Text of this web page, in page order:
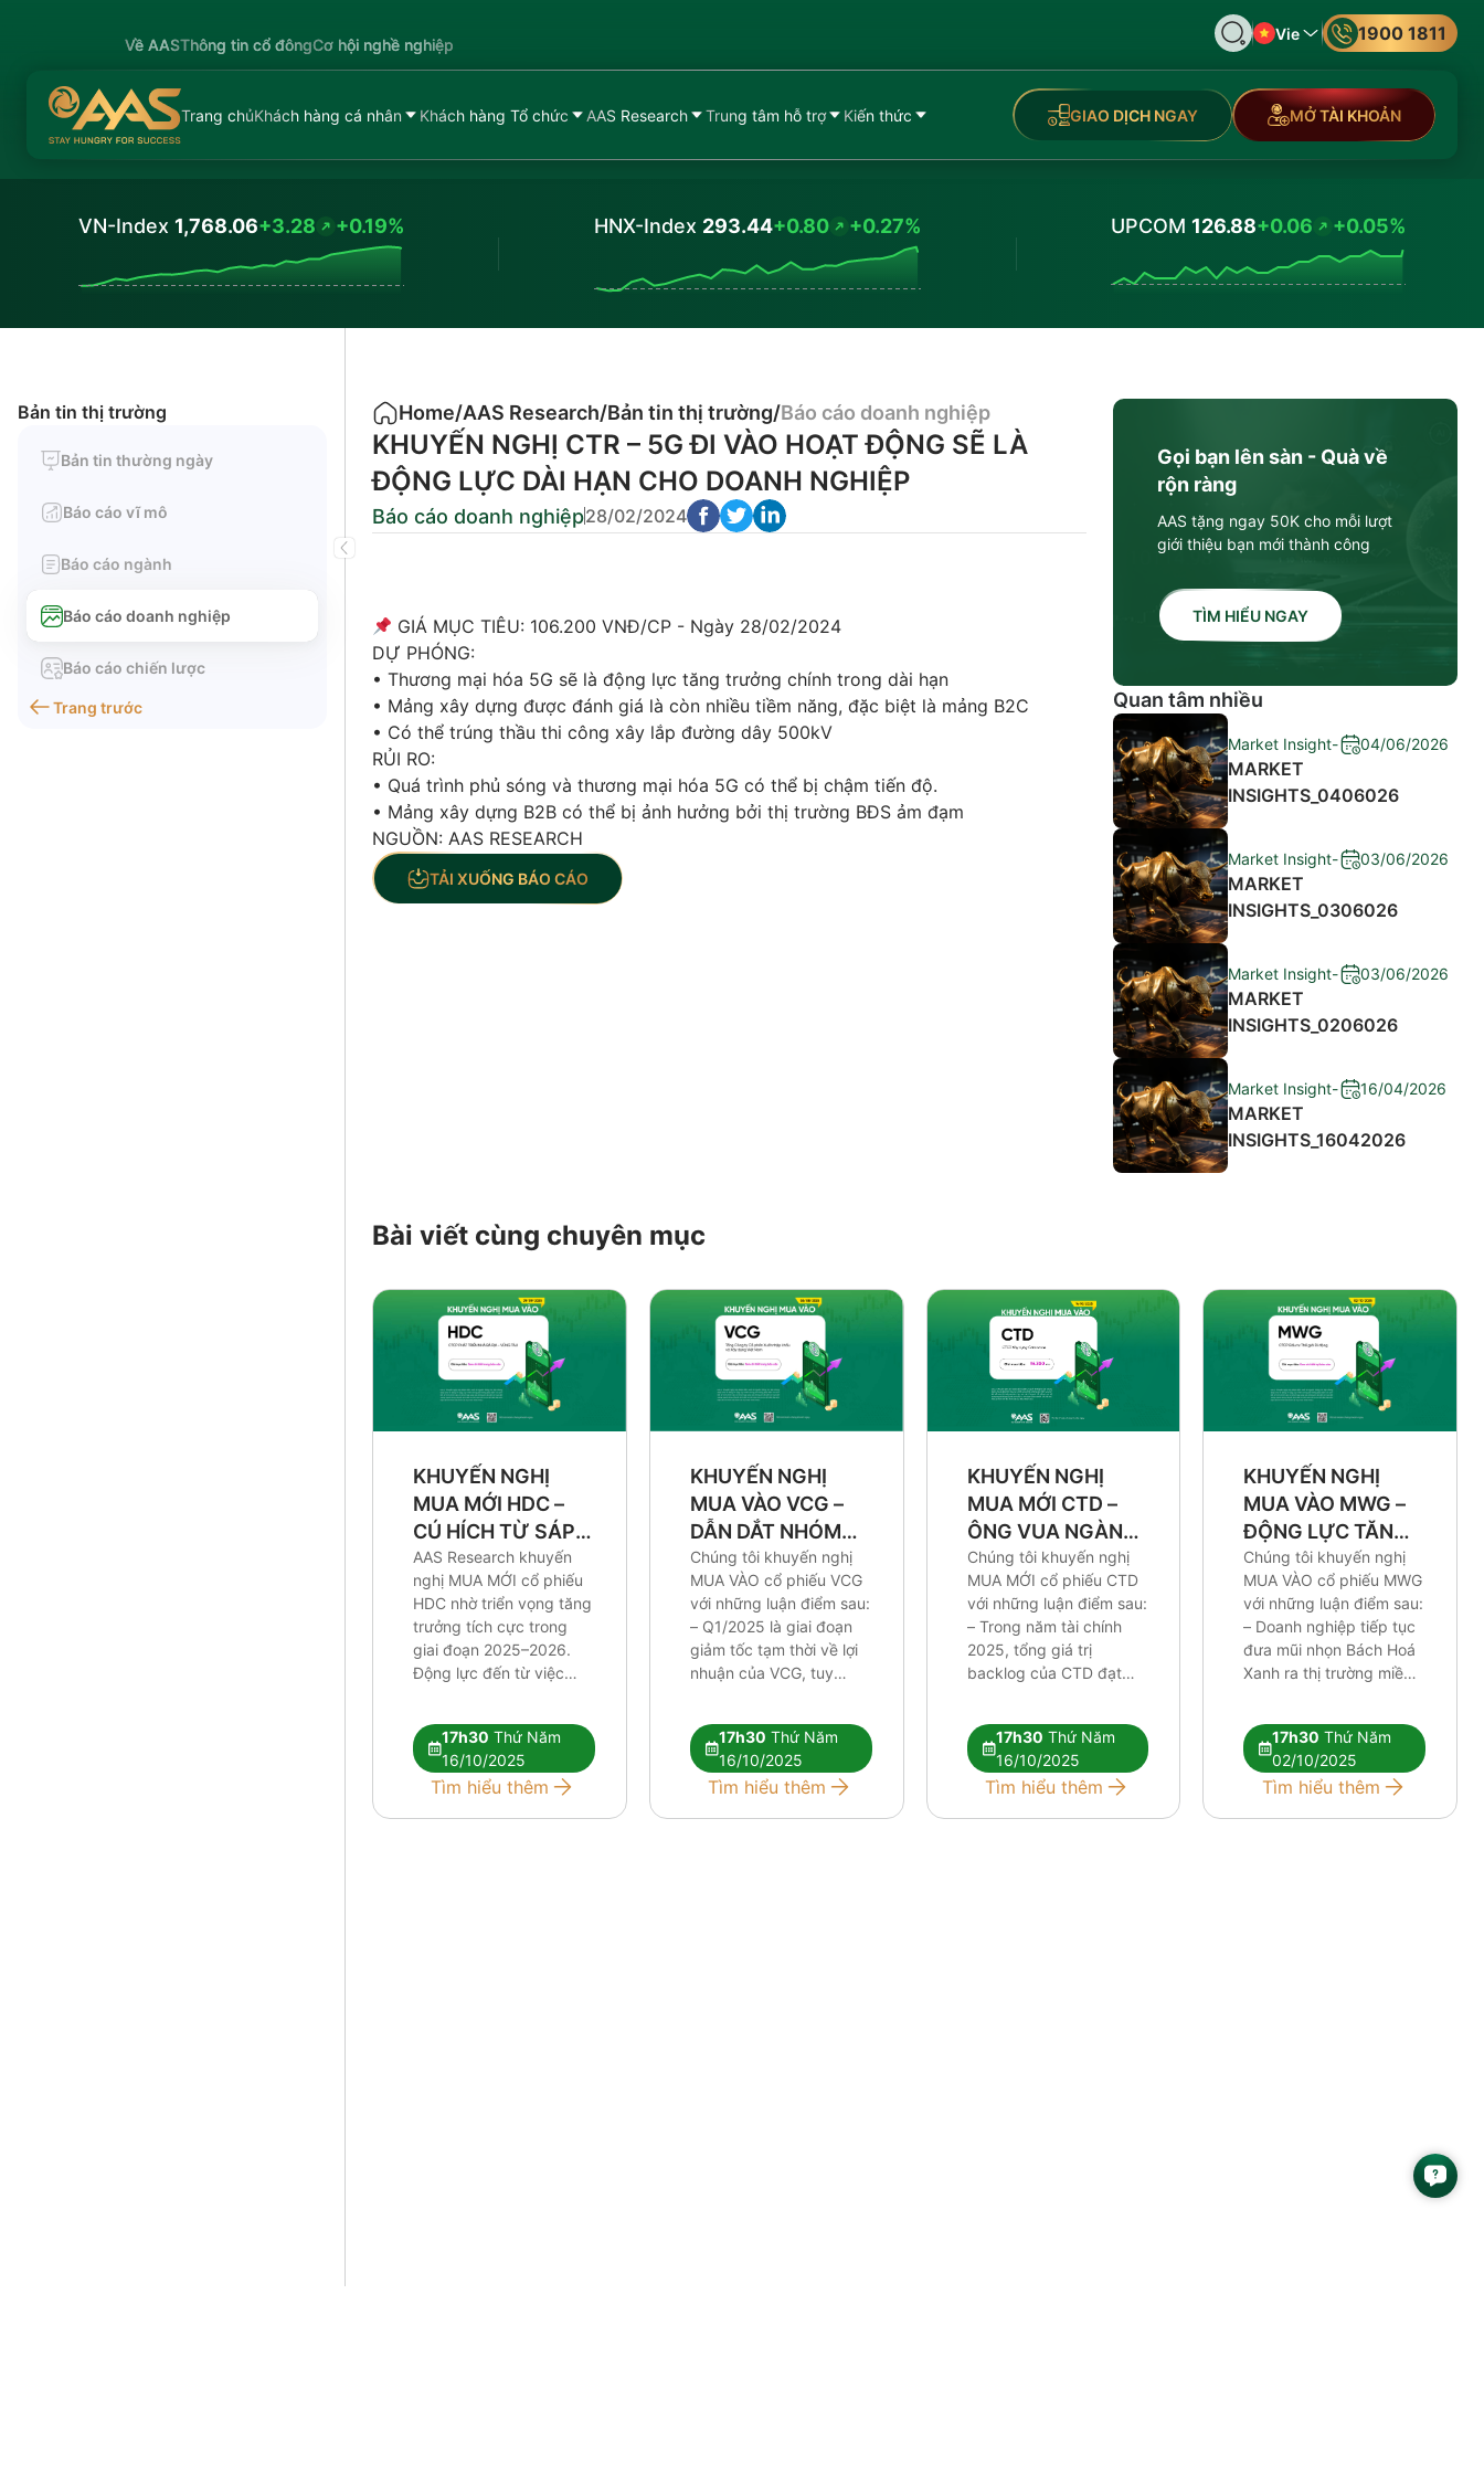
Về AASThông tin cổ đôngCơ hội nghề nghiệp
Vie 1900 1811
Trang chủKhách hàng cá nhân Khách hàng Tổ chức AAS Research Trung tâm hỗ trợ Kiến thức GIAO DỊCH NGAY MỞ TÀI KHOẢN
VN-Index 1,768.06+3.28 +0.19% HNX-Index 293.44+0.80 +0.27% UPCOM 126.88+0.06 +0.05%
Bản tin thị trường
Bản tin thường ngày
Báo cáo vĩ mô
Báo cáo ngành
Báo cáo doanh nghiệp
Báo cáo chiến lược
Trang trước
Home/AAS Research/Bản tin thị trường/Báo cáo doanh nghiệp
KHUYẾN NGHỊ CTR – 5G ĐI VÀO HOẠT ĐỘNG SẼ LÀ
ĐỘNG LỰC DÀI HẠN CHO DOANH NGHIỆP
Báo cáo doanh nghiệp28/02/2024
GIÁ MỤC TIÊU: 106.200 VNĐ/CP - Ngày 28/02/2024
DỰ PHÓNG:
• Thương mại hóa 5G sẽ là động lực tăng trưởng chính trong dài hạn
• Mảng xây dựng được đánh giá là còn nhiều tiềm năng, đặc biệt là mảng B2C
• Có thể trúng thầu thi công xây lắp đường dây 500kV
RỦI RO:
• Quá trình phủ sóng và thương mại hóa 5G có thể bị chậm tiến độ.
• Mảng xây dựng B2B có thể bị ảnh hưởng bởi thị trường BĐS ảm đạm
NGUỒN: AAS RESEARCH
TẢI XUỐNG BÁO CÁO
Gọi bạn lên sàn - Quà về
rộn ràng
AAS tặng ngay 50K cho mỗi lượt
giới thiệu bạn mới thành công
TÌM HIỂU NGAY
Quan tâm nhiều
Market Insight- 04/06/2026
MARKET
INSIGHTS_0406026
Market Insight- 03/06/2026
MARKET
INSIGHTS_0306026
Market Insight- 03/06/2026
MARKET
INSIGHTS_0206026
Market Insight- 16/04/2026
MARKET
INSIGHTS_16042026
Bài viết cùng chuyên mục
KHUYẾN NGHỊ
MUA MỚI HDC –
CÚ HÍCH TỪ SÁP
NHẬP TỈNH
THÀNH
AAS Research khuyến
nghị MUA MỚI cổ phiếu
HDC nhờ triển vọng tăng
trưởng tích cực trong
giai đoạn 2025–2026.
Động lực đến từ việc
thoái vốn tại Khu du lịch
Đại Dương và tiềm năng
tăng giá bất động sản
17h30 Thứ Năm
16/10/2025
Tìm hiểu thêm
KHUYẾN NGHỊ
MUA VÀO VCG –
DẪN DẮT NHÓM
ĐẦU TƯ CÔNG
Chúng tôi khuyến nghị
MUA VÀO cổ phiếu VCG
với những luận điểm sau:
– Q1/2025 là giai đoạn
giảm tốc tạm thời về lợi
nhuận của VCG, tuy
chi phí tài chính được
kiểm soát và Vinaconex
đang có nhiều dư địa để
17h30 Thứ Năm
16/10/2025
Tìm hiểu thêm
KHUYẾN NGHỊ
MUA MỚI CTD –
ÔNG VUA NGÀNH
XÂY DỰNG
Chúng tôi khuyến nghị
MUA MỚI cổ phiếu CTD
với những luận điểm sau:
– Trong năm tài chính
2025, tổng giá trị
backlog của CTD đạt
cố dư địa tăng trưởng
của doanh nghiệp này
trong các năm tới. – Nhu
17h30 Thứ Năm
16/10/2025
Tìm hiểu thêm
KHUYẾN NGHỊ
MUA VÀO MWG –
ĐỘNG LỰC TĂNG
GIÁ NẰM Ở BAN
LÃNH ĐẠO
Chúng tôi khuyến nghị
MUA VÀO cổ phiếu MWG
với những luận điểm sau:
– Doanh nghiệp tiếp tục
đưa mũi nhọn Bách Hoá
Xanh ra thị trường miền
kết quả tương đối tích
cực trong khi thị trường
miền Nam tiếp tục tối
17h30 Thứ Năm
02/10/2025
Tìm hiểu thêm